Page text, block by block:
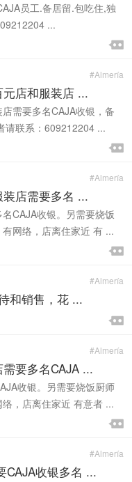
员工.备居留.包吃住,独
...


#Almería
店和服装店 ...
需要多名CAJA收银，备
请联系：609212204 ...


#Almería
店需要多名 ...
CAJA收银。另需要烧饭
网络，店离住家近 有 ...


#Almería
和销售，花 ...


#Almería
要多名CAJA ...
收银。另需要烧饭厨师
，店离住家近 有意者 ...


#Almería
CAJA收银多名 ...